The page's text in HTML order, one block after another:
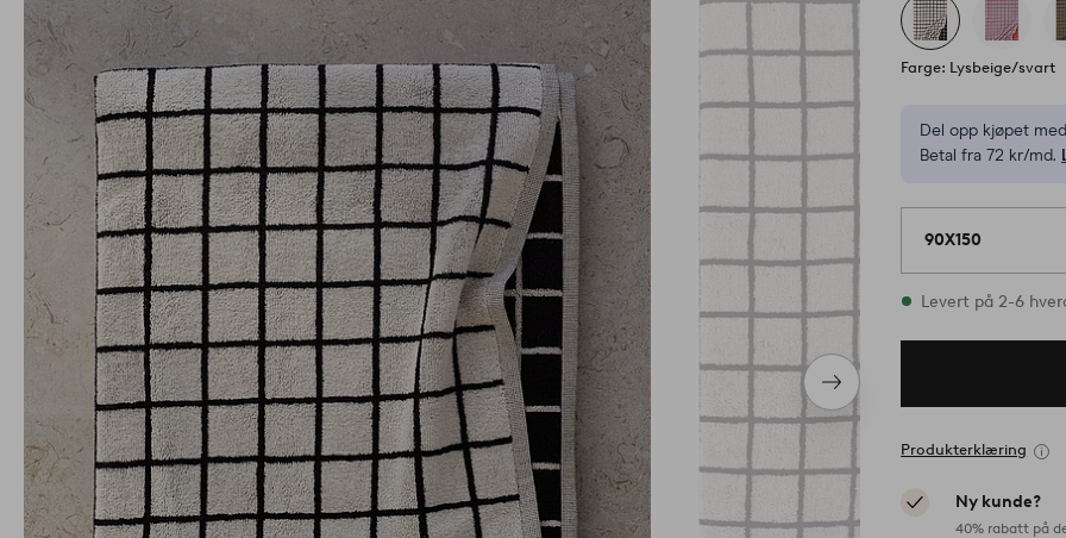
Neste
produkt
Farge: Lysbeige/svart
Del opp kjøpet
Betal fra 72 kr/md.
90X150
På lager
Levert på 2-6
Produkterklæring
Ny kunde?
40% rabatt på